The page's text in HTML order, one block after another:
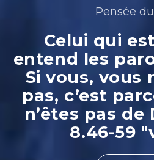
Pensée
Celui qui
entend les
Si vous, vous
pas, c’est
n’êtes pas de
8.46-59